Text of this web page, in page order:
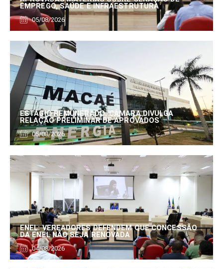
EMPREGO, SAÚDE E INFRAESTRUTURA
05/08/2026
ESTÁGIO REMUNERADO: CÂMARA DIVULGA
RELAÇÃO PRELIMINAR DE APROVADOS
05/08/2026
ENEL: VEREADORES DEFENDEM QUE CONCESSÃO
DA ENEL NÃO SEJA RENOVADA
04/08/2026